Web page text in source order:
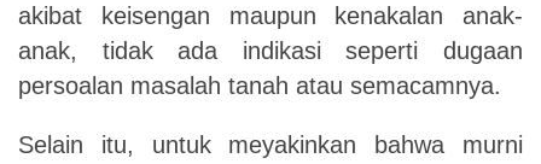
akibat keisengan maupun kenakalan anak-
anak, tidak ada indikasi seperti dugaan
persoalan masalah tanah atau semacamnya.
Selain itu, untuk meyakinkan bahwa murni